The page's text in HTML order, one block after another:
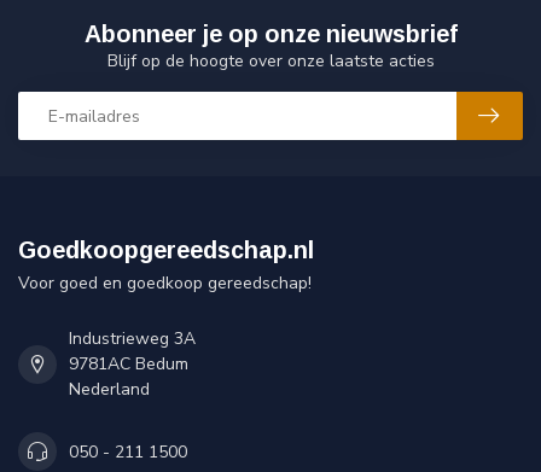
Abonneer je op onze nieuwsbrief
Blijf op de hoogte over onze laatste acties
Goedkoopgereedschap.nl
Voor goed en goedkoop gereedschap!
Industrieweg 3A
9781AC Bedum
Nederland
050 - 211 1500